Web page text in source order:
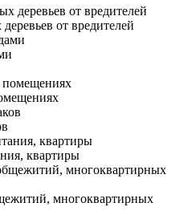
от вредителей
квартиры
многоквартирных